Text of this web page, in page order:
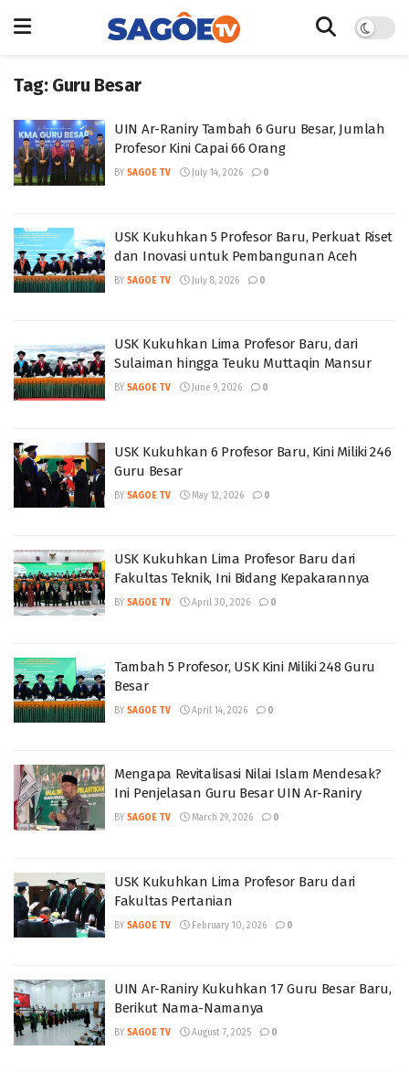
Tag: Guru Besar
UIN Ar-Raniry Tambah 6 Guru Besar, Jumlah
Profesor Kini Capai 66 Orang
BY SAGOE TV July 14, 2026 0
USK Kukuhkan 5 Profesor Baru, Perkuat Riset
dan Inovasi untuk Pembangunan Aceh
BY SAGOE TV July 8, 2026 0
USK Kukuhkan Lima Profesor Baru, dari
Sulaiman hingga Teuku Muttaqin Mansur
BY SAGOE TV June 9, 2026 0
USK Kukuhkan 6 Profesor Baru, Kini Miliki 246
Guru Besar
BY SAGOE TV May 12, 2026 0
USK Kukuhkan Lima Profesor Baru dari
Fakultas Teknik, Ini Bidang Kepakarannya
BY SAGOE TV April 30, 2026 0
Tambah 5 Profesor, USK Kini Miliki 248 Guru
Besar
BY SAGOE TV April 14, 2026 0
Mengapa Revitalisasi Nilai Islam Mendesak?
Ini Penjelasan Guru Besar UIN Ar-Raniry
BY SAGOE TV March 29, 2026 0
USK Kukuhkan Lima Profesor Baru dari
Fakultas Pertanian
BY SAGOE TV February 10, 2026 0
UIN Ar-Raniry Kukuhkan 17 Guru Besar Baru,
Berikut Nama-Namanya
BY SAGOE TV August 7, 2025 0